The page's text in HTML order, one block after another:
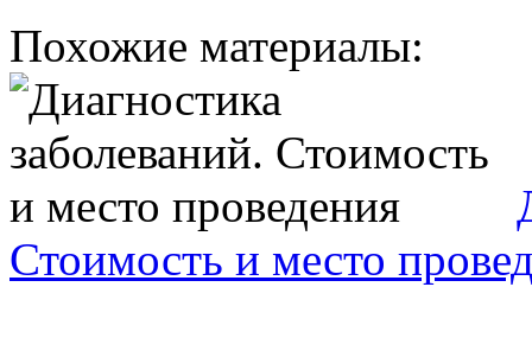
Похожие материалы:
Стоимость и место